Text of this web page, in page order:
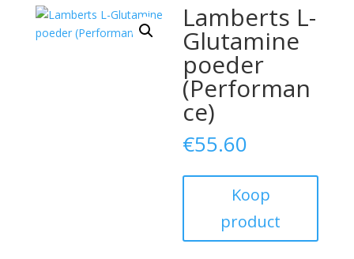
Lamberts L-
Glutamine
poeder
(Performan
ce)
€55.60
Koop
product